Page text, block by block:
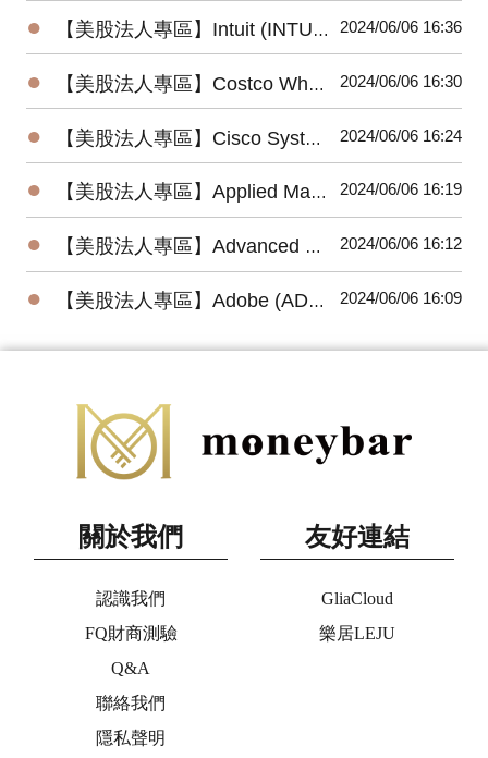
● 【美股法人專區】Intuit (INTU) 2024最新法說會重點摘要(5/23發布) 2024/06/06 16:36
● 【美股法人專區】Costco Wholesale (COST) 2024最新法說會重點摘要 (5/30發布) 2024/06/06 16:30
● 【美股法人專區】Cisco Systems (CSCO) 2024最新法說會重點摘要(5/15發布) 2024/06/06 16:24
● 【美股法人專區】Applied Materials (AMAT) 2024最新法說會重點摘要 (5/16發布) 2024/06/06 16:19
● 【美股法人專區】Advanced Micro Devices (AMD) 2024最新法說會重點摘要(4/30發布) 2024/06/06 16:12
● 【美股法人專區】Adobe (ADBE) 2024最新法說會重點摘要(3/14發布) 2024/06/06 16:09
關於我們
認識我們
FQ財商測驗
Q&A
聯絡我們
隱私聲明
友好連結
GliaCloud
樂居LEJU